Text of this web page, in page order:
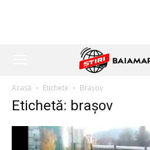
Acasă Etichete Brașov
Etichetă: brașov